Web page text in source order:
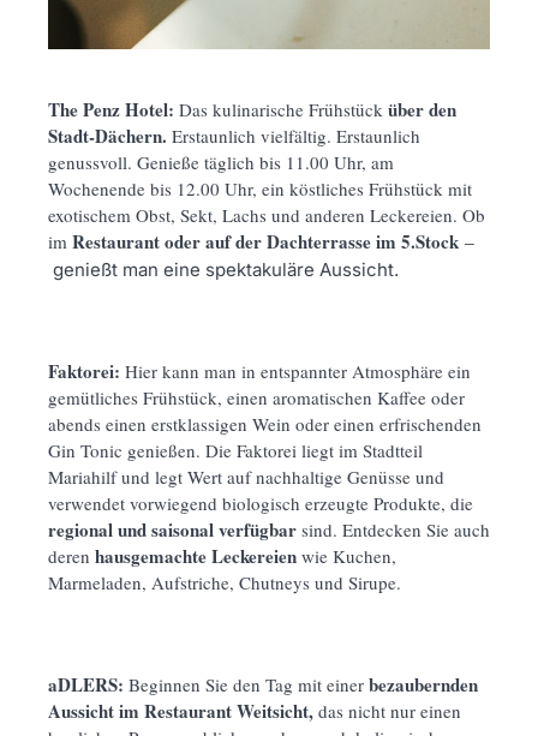
The Penz Hotel: Das kulinarische Frühstück über den
Stadt-Dächern. Erstaunlich vielfältig. Erstaunlich
genussvoll. Genieße täglich bis 11.00 Uhr, am
Wochenende bis 12.00 Uhr, ein köstliches Frühstück mit
exotischem Obst, Sekt, Lachs und anderen Leckereien. Ob
im Restaurant oder auf der Dachterrasse im 5.Stock ‒
genießt man eine spektakuläre Aussicht.
Faktorei: Hier kann man in entspannter Atmosphäre ein
gemütliches Frühstück, einen aromatischen Kaffee oder
abends einen erstklassigen Wein oder einen erfrischenden
Gin Tonic genießen. Die Faktorei liegt im Stadtteil
Mariahilf und legt Wert auf nachhaltige Genüsse und
verwendet vorwiegend biologisch erzeugte Produkte, die
regional und saisonal verfügbar sind. Entdecken Sie auch
deren hausgemachte Leckereien wie Kuchen,
Marmeladen, Aufstriche, Chutneys und Sirupe.
aDLERS: Beginnen Sie den Tag mit einer bezaubernden
Aussicht im Restaurant Weitsicht, das nicht nur einen